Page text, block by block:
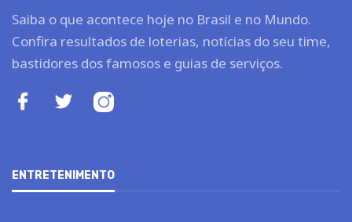
Saiba o que acontece hoje no Brasil e no Mundo.
Confira resultados de loterias, notícias do seu time,
bastidores dos famosos e guias de serviços.
ENTRETENIMENTO